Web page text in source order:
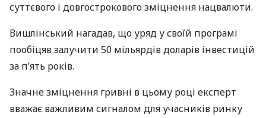
суттєвого і довгострокового зміцнення нацвалюти.
Вишлінський нагадав, що уряд у своїй програмі
пообіцяв залучити 50 мільярдів доларів інвестицій
за п’ять років.
Значне зміцнення гривні в цьому році експерт
вважає важливим сигналом для учасників ринку